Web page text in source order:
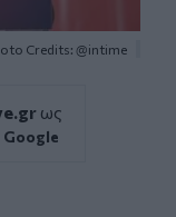
Credits: @intime
ως
Google